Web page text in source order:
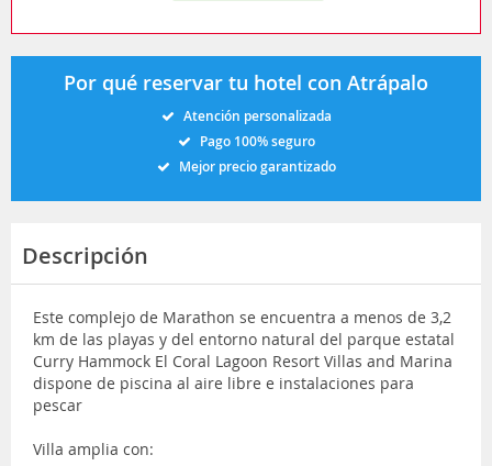
Por qué reservar tu hotel con Atrápalo
Atención personalizada
Pago 100% seguro
Mejor precio garantizado
Descripción
Este complejo de Marathon se encuentra a menos de 3,2
km de las playas y del entorno natural del parque estatal
Curry Hammock El Coral Lagoon Resort Villas and Marina
dispone de piscina al aire libre e instalaciones para
pescar
Villa amplia con: